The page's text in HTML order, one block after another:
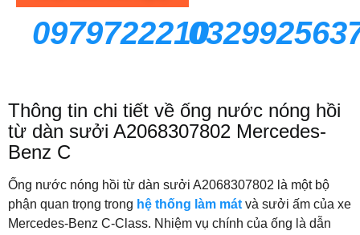
0979722210
Thông tin chi tiết về ống nước nóng hồi
từ dàn sưởi A2068307802 Mercedes-
Benz C
Ống nước nóng hồi từ dàn sưởi A2068307802 là một bộ
phận quan trọng trong hệ thống làm mát và sưởi ấm của xe
Mercedes-Benz C-Class. Nhiệm vụ chính của ống là dẫn